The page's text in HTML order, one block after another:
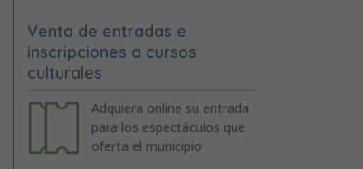
Venta de entradas e
inscripciones a cursos
culturales
Adquiera online su entrada
para los espectáculos que
oferta el municipio